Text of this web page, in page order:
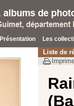
Présentation Les
Liste de